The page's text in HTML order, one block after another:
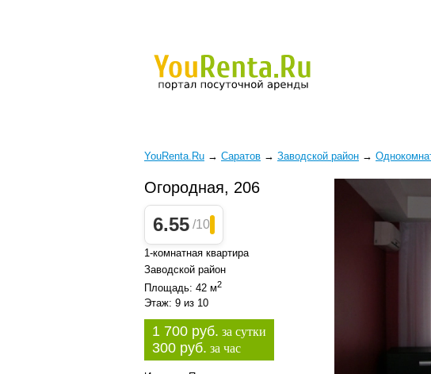
YouRenta.Ru → Саратов → Заводской район →
Огородная, 206
6.55 /10
1-комнатная квартира
Заводской район
Площадь: 42 м2
Этаж: 9 из 10
1 700 руб. за сутки
300 руб. за час